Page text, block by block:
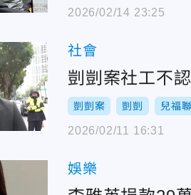
2026/02/14 23:25
社會
剴剴案社工不
剴剴案 剴剴 兒福
2026/02/11 16:31
娛樂